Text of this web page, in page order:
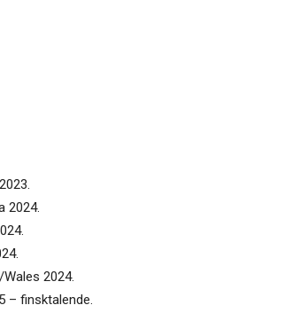
2024.
2024.
– finsktalende.